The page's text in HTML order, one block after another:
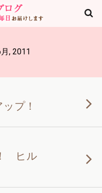
, 2011
プ！
ヒル